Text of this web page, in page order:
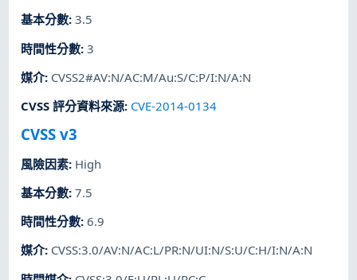
基本分數:3.5
時間性分數:3
媒介: CVSS2#AV:N/AC:M/Au:S/C:P/I:N/A:N
CVSS 評分資料來源: CVE-2014-0134
CVSS v3
風險因素: High
基本分數:7.5
時間性分數:6.9
媒介: CVSS:3.0/AV:N/AC:L/PR:N/UI:N/S:U/C:H/I:N/A:N